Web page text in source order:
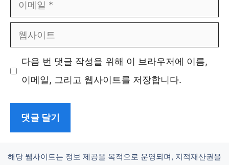
메
사
이
다음 번 댓글 작성을 위해 이 브라우저에 이름,
이메일, 그리고 웹사이트를 저장합니다.
해당 웹사이트는 정보 제공을 목적으로 운영되며, 지적재산권을